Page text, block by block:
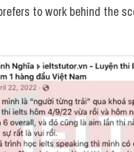
to work behind the